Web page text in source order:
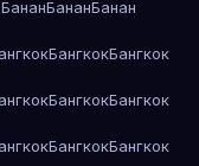
БананБананБанан
БангкокБангкок
БангкокБангкок
БангкокБангкок